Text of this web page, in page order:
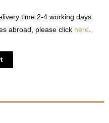
time 2-4 working days.
abroad, please click here.